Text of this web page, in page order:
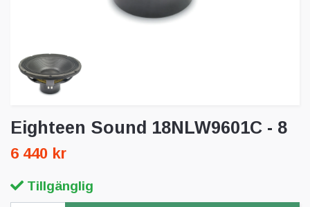
Eighteen Sound 18NLW9601C - 8
6 440 kr
Tillgänglig